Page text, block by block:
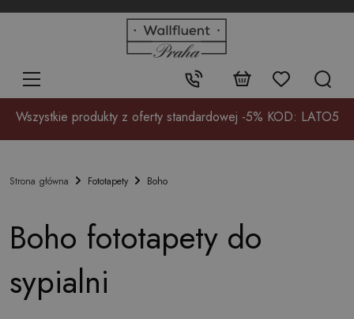
Kontakt:
+48
17
Wszystkie produkty z oferty standardowej -5% KOD: LATO5
Strona główna Fototapety Boho
Boho fototapety do
sypialni